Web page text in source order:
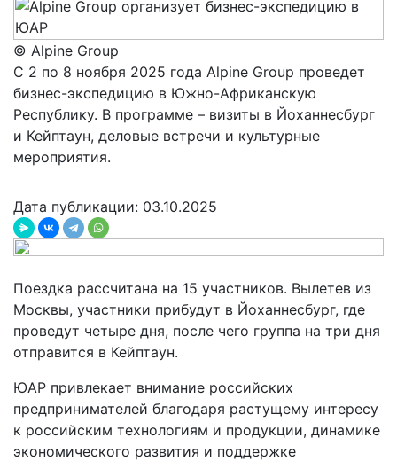
© Alpine Group
С 2 по 8 ноября 2025 года Alpine Group проведет
бизнес-экспедицию в Южно-Африканскую
Республику. В программе – визиты в Йоханнесбург
и Кейптаун, деловые встречи и культурные
мероприятия.
Дата публикации: 03.10.2025
Поездка рассчитана на 15 участников. Вылетев из
Москвы, участники прибудут в Йоханнесбург, где
проведут четыре дня, после чего группа на три дня
отправится в Кейптаун.
ЮАР привлекает внимание российских
предпринимателей благодаря растущему интересу
к российским технологиям и продукции, динамике
экономического развития и поддержке